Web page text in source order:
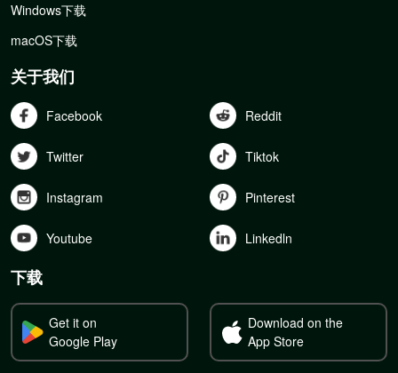
Windows下载
macOS下载
关于我们
Facebook Reddit
Twitter Tiktok
Instagram Pinterest
Youtube Linkedln
下载
Get it on
Google Play
Download on the
App Store